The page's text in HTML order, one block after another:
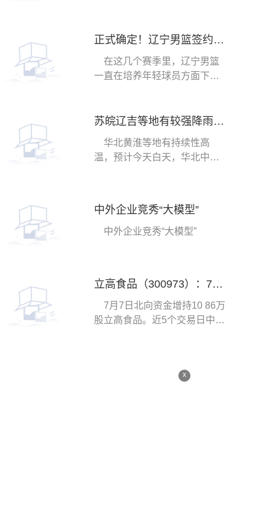
正式确定！辽宁男篮签约13＋7王牌前锋，杨鸣手下又添一名猛将！
在这几个赛季里，辽宁男篮
一直在培养年轻球员方面下狠
苏皖辽吉等地有较强降雨 华北黄淮等地有持续性高温
华北黄淮等地有持续性高
温，预计今天白天，华北中东
中外企业竞秀“大模型”
中外企业竞秀“大模型”
立高食品（300973）：7月7日北向资金增持10.86万股
7月7日北向资金增持10 86万
股立高食品。近5个交易日中，
x